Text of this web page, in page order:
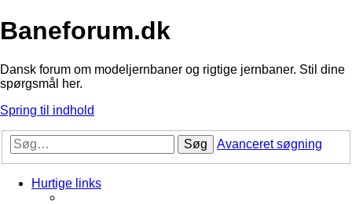
Baneforum.dk
Dansk forum om modeljernbaner og rigtige jernbaner. Stil dine
spørgsmål her.
Spring til indhold
Søg Avanceret søgning
Hurtige links